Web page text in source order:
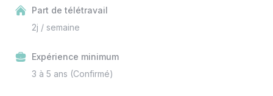
Part de télétravail
2j / semaine
Expérience minimum
3 à 5 ans (Confirmé)